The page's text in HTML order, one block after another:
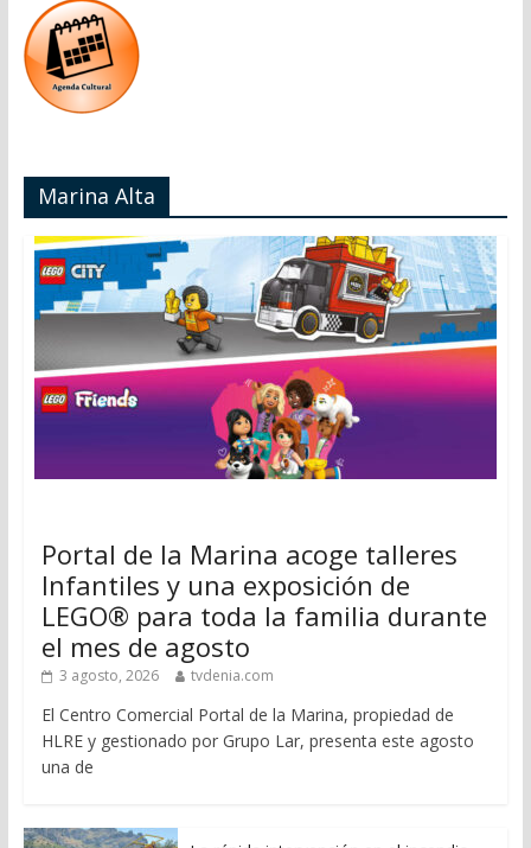
Marina Alta
Portal de la Marina acoge talleres
Infantiles y una exposición de
LEGO® para toda la familia durante
el mes de agosto
3 agosto, 2026 tvdenia.com
El Centro Comercial Portal de la Marina, propiedad de
HLRE y gestionado por Grupo Lar, presenta este agosto
una de